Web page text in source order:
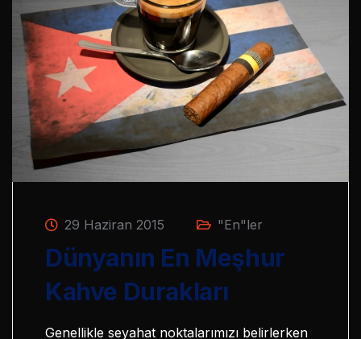
29 Haziran 2015 "En"ler
Dünyanın En Meşhur
Kahve Durakları
Genellikle seyahat noktalarımızı belirlerken